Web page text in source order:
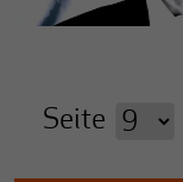
Seite